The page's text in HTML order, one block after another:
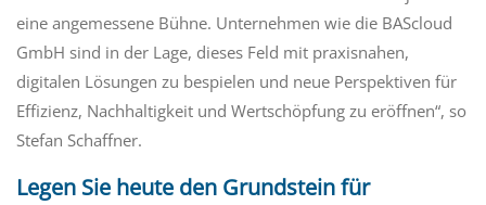
eine angemessene Bühne. Unternehmen wie die BAScloud
GmbH sind in der Lage, dieses Feld mit praxisnahen,
digitalen Lösungen zu bespielen und neue Perspektiven für
Effizienz, Nachhaltigkeit und Wertschöpfung zu eröffnen“, so
Stefan Schaffner.
Legen Sie heute den Grundstein für